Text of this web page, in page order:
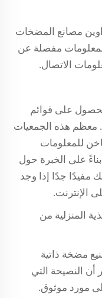
مصانع المضخات
لمعلومات مفصلة عن
الاتصال.
على قوائم
معظم هذه الجمعيات
للمعلومات
على الخبرة حول
مفيدًا جدًا إذا وجد
الإنترنت.
المنزلية من
مضخة ذاتية
أن النصيحة التي
مورد موثوق.